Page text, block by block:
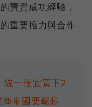
寶貴成功經驗，
重要推力與合作
統一便宜買下2
帝國要崛起